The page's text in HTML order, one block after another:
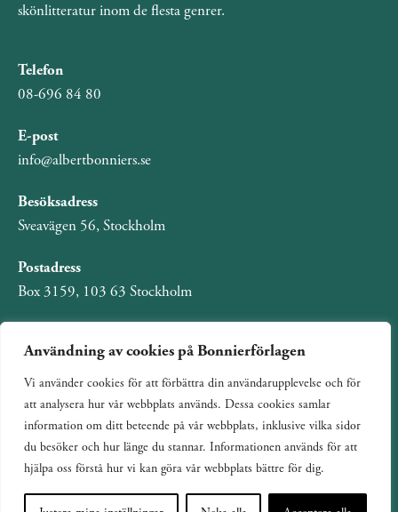
Användning av cookies på Bonnierförlagen
Vi använder cookies för att förbättra din användarupplevelse och för
att analysera hur vår webbplats används. Dessa cookies samlar
information om ditt beteende på vår webbplats, inklusive vilka sidor
du besöker och hur länge du stannar. Informationen används för att
hjälpa oss förstå hur vi kan göra vår webbplats bättre för dig.
skönlitteratur inom de flesta genrer.
Telefon
08-696 84 80
E-post
info@albertbonniers.se
Besöksadress
Sveavägen 56, Stockholm
Postadress
Box 3159, 103 63 Stockholm
Om Bonnierförlagen
Cookies
Integritetspolicy